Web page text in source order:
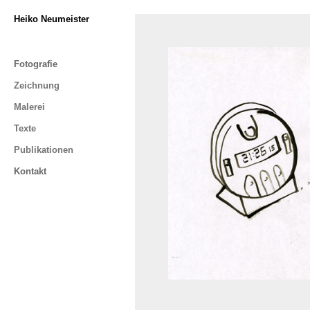
Heiko Neumeister
Fotografie
Zeichnung
Malerei
Texte
Publikationen
Kontakt